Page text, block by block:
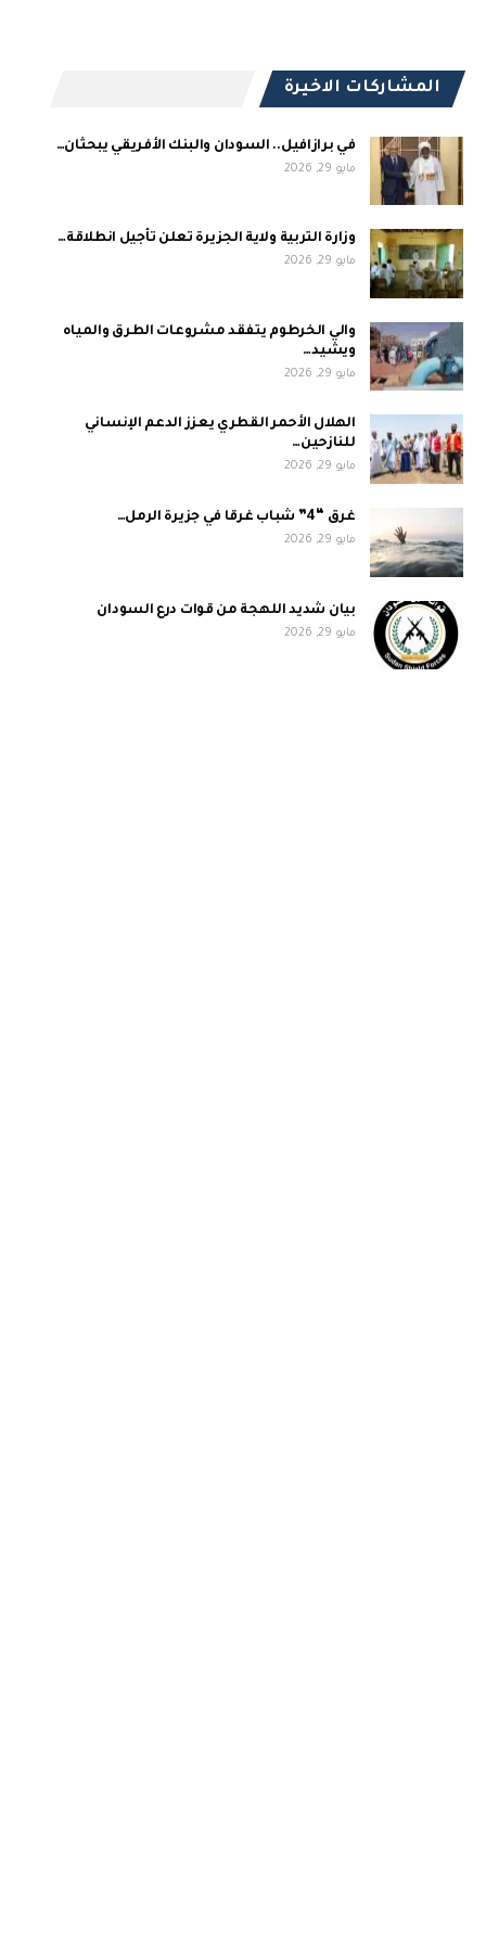
المشاركات الاخيرة
في برازافيل.. السودان والبنك الأفريقي يبحثان…
مايو 29, 2026
وزارة التربية ولاية الجزيرة تعلن تأجيل انطلاقة…
مايو 29, 2026
والي الخرطوم يتفقد مشروعات الطرق والمياه
ويشيد…
مايو 29, 2026
الهلال الأحمر القطري يعزز الدعم الإنساني
للنازحين…
مايو 29, 2026
غرق “4” شباب غرقا في جزيرة الرمل…
مايو 29, 2026
بيان شديد اللهجة من قوات درع السودان
مايو 29, 2026